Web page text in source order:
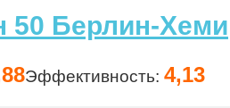
50 Берлин-Хеми
Эффективность: 4,13